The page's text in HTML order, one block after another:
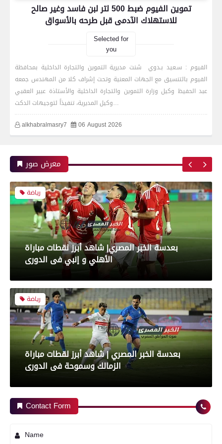
تموين الفيوم ضبط 500 لتر لبن فاسد وغير صالح
للاستهلاك الآدمى قبل طرحه بالأسواق
Selected for
you
الفيوم : سـعيد بـدوي شنت مديرية التموين والتجارة الداخلية بمحافظة
الفيوم بالتنسيق مع الجهات المعنية وتحت إشراف كلا من المهندس جمعه
عبد الحفيظ وكيل وزارة التموين والتجارة الداخلية والأستاذة عبير العقبي
وكيل المديرية، تنفيذاً لتوجيهات الدكت…
alkhabralmasry7
06 August 2026
معرض صور
بعدسة الخبر المصري| شاهد أبرز لقطات الشوط
الأول لمباراة الزمالك واتحاد العاصمة الجزائري فى
نهائي كأس الكونفدرالية الإفريقية
رياضة
بعدسة الخبر المصري| شاهد أبرز لقطات مباراة زد و
بيراميدز فى نهائى كأس مصر
رياضة
بعدسة الخبر المصري| شاهد أبرز لقطات مباراة
الأهلي و إنبي فى الدورى
رياضة
بعدسة الخبر المصري | شاهد أبرز لقطات مباراة
الزمالك وسموحة فى الدورى
رياضة
Contact Form
Name